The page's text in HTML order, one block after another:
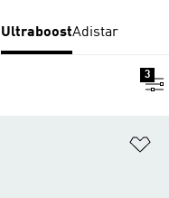
UltraboostAdistar
3